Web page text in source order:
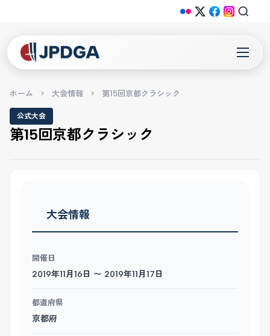
ホーム > 大会情報 > 第15回京都クラシック
公式大会
第15回京都クラシック
大会情報
開催日
2019年11月16日 〜 2019年11月17日
都道府県
京都府